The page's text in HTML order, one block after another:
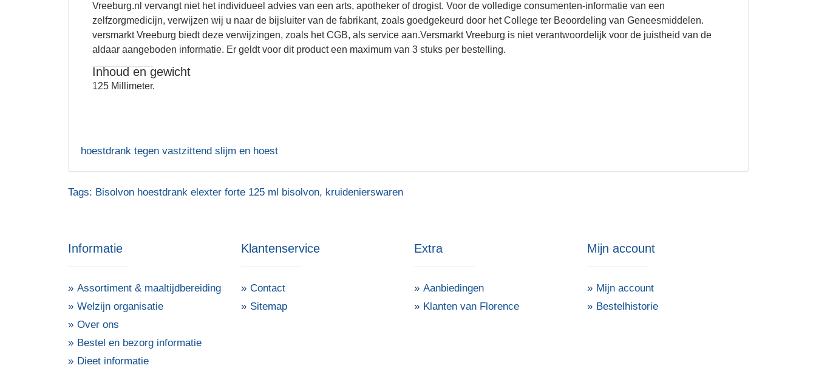
Vreeburg.nl vervangt niet het individueel advies van een arts, apotheker of drogist. Voor de volledige consumenten-informatie van een
zelfzorgmedicijn, verwijzen wij u naar de bijsluiter van de fabrikant, zoals goedgekeurd door het College ter Beoordeling van Geneesmiddelen.
versmarkt Vreeburg biedt deze verwijzingen, zoals het CGB, als service aan.Versmarkt Vreeburg is niet verantwoordelijk voor de juistheid van de
aldaar aangeboden informatie. Er geldt voor dit product een maximum van 3 stuks per bestelling.
Inhoud en gewicht
125 Millimeter.
hoestdrank tegen vastzittend slijm en hoest
Tags: Bisolvon hoestdrank elexter forte 125 ml bisolvon, kruidenierswaren
Informatie
Assortiment & maaltijdbereiding
Welzijn organisatie
Over ons
Bestel en bezorg informatie
Dieet informatie
Klantenservice
Contact
Sitemap
Extra
Aanbiedingen
Klanten van Florence
Mijn account
Mijn account
Bestelhistorie